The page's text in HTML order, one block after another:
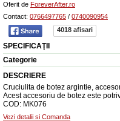
Oferit de ForeverAfter.ro
Contact: 0766497765 / 0740090954
4018 afisari
SPECIFICAŢII
Categorie
DESCRIERE
Cruciulita de botez argintie,
Acest accesoriu de botez este
COD: MK076
Vezi detalii si Comanda